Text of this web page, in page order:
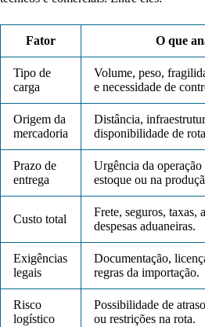
Fator O que
Tipo de
carga
Volume, peso,
e necessidade de
Origem da
mercadoria
Distância,
disponibilidade de
Prazo de
entrega
Urgência da
estoque ou na
Custo total
Frete, seguros, taxas,
despesas aduaneiras.
Exigências
legais
Documentação,
regras da importação.
Risco
logístico
Possibilidade de
ou restrições na rota.